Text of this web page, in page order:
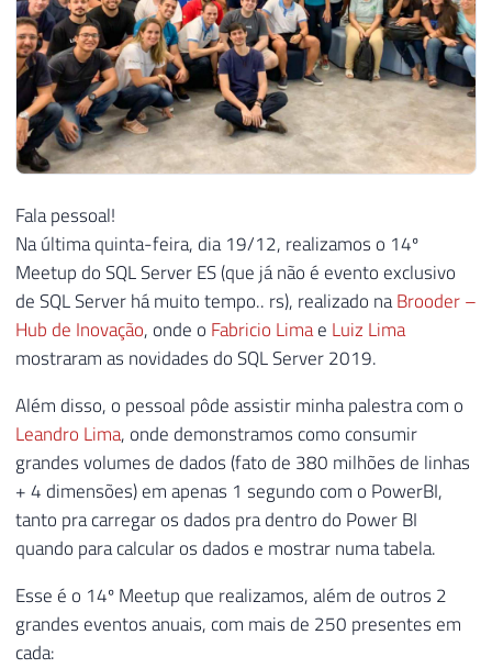
Fala pessoal!
Na última quinta-feira, dia 19/12, realizamos o 14º
Meetup do SQL Server ES (que já não é evento exclusivo
de SQL Server há muito tempo.. rs), realizado naBrooder –
Hub de Inovação, onde o Fabricio Limae Luiz Lima
mostraram as novidades do SQL Server 2019.
Além disso, o pessoal pôde assistir minha palestra com o
Leandro Lima, onde demonstramos como consumir
grandes volumes de dados (fato de 380 milhões de linhas
+ 4 dimensões) em apenas 1 segundo com o PowerBI,
tanto pra carregar os dados pra dentro do Power BI
quando para calcular os dados e mostrar numa tabela.
Esse é o 14º Meetup que realizamos, além de outros 2
grandes eventos anuais, com mais de 250 presentes em
cada: